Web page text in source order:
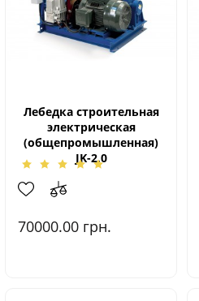
Лебедка строительная
электрическая
(общепромышленная)
JK-2,0
70000.00 грн.